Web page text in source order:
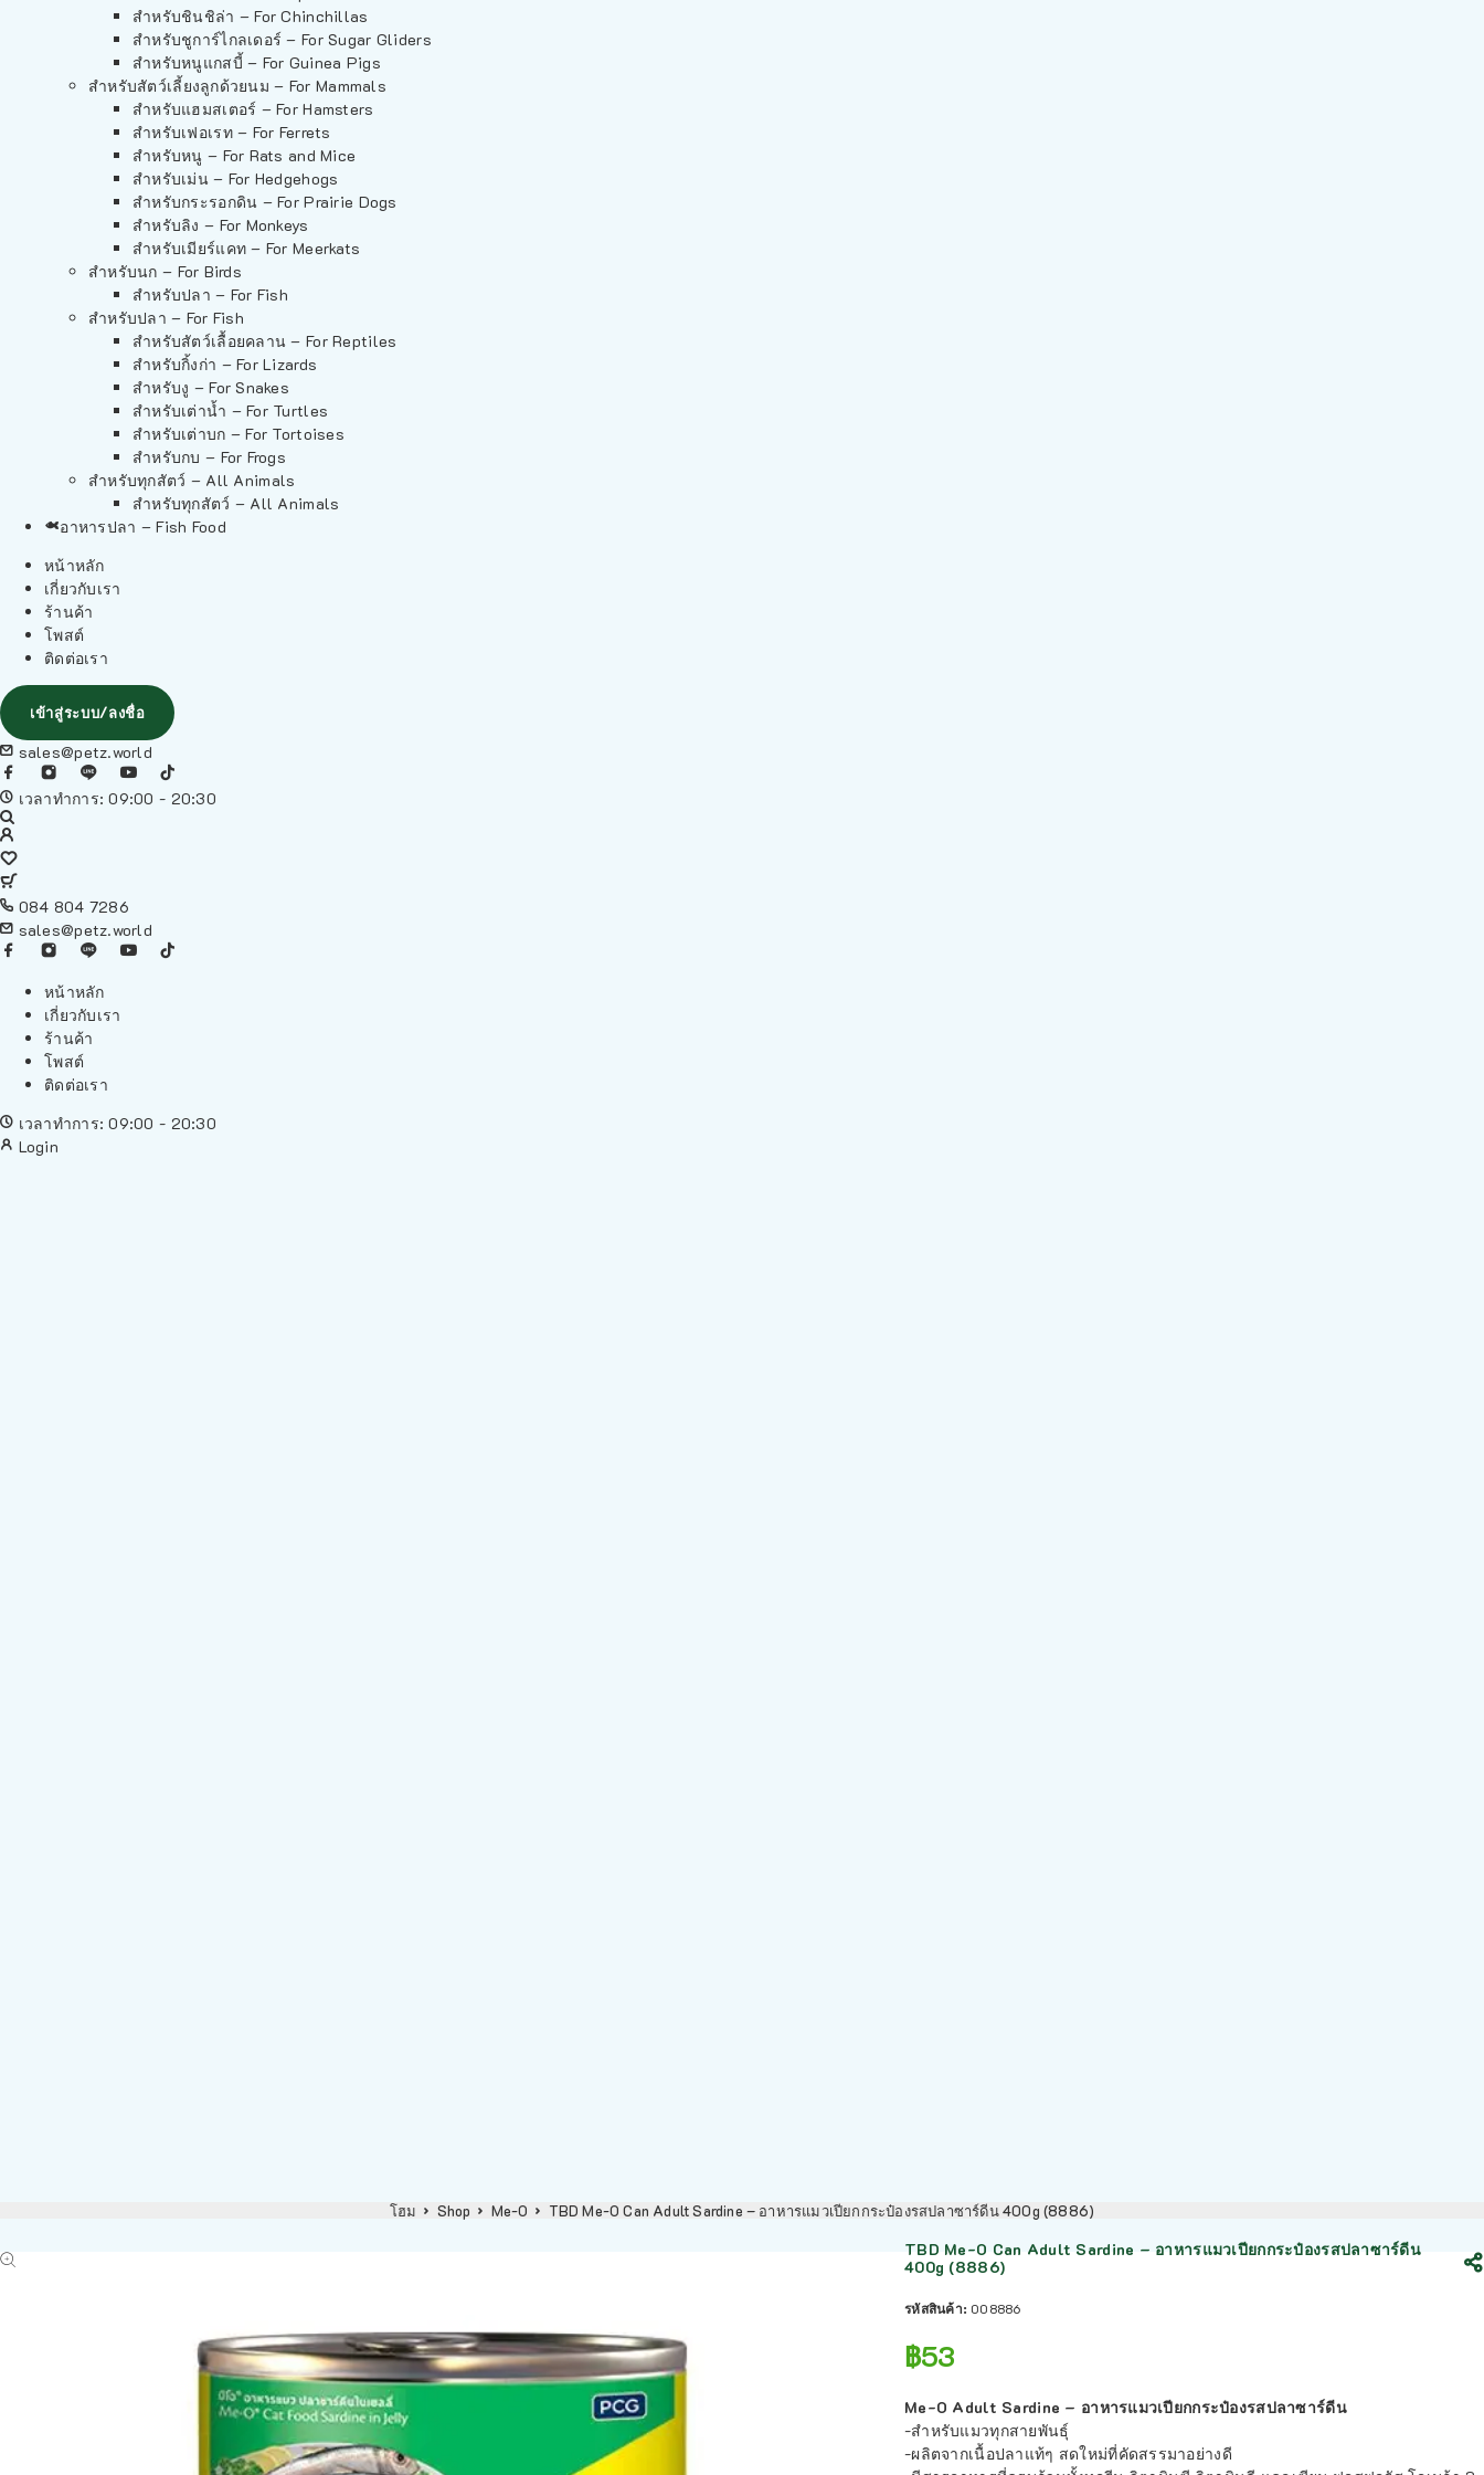
สำหรับชินชิล่า – For Chinchillas
สำหรับชูการ์ไกลเดอร์ – For Sugar Gliders
สำหรับหนูแกสบี้ – For Guinea Pigs
สำหรับสัตว์เลี้ยงลูกด้วยนม – For Mammals
สำหรับแฮมสเตอร์ – For Hamsters
สำหรับเฟอเรท – For Ferrets
สำหรับหนู – For Rats and Mice
สำหรับเม่น – For Hedgehogs
สำหรับกระรอกดิน – For Prairie Dogs
สำหรับลิง – For Monkeys
สำหรับเมียร์แคท – For Meerkats
สำหรับนก – For Birds
สำหรับปลา – For Fish
สำหรับปลา – For Fish
สำหรับสัตว์เลื้อยคลาน – For Reptiles
สำหรับกิ้งก่า – For Lizards
สำหรับงู – For Snakes
สำหรับเต่าน้ำ – For Turtles
สำหรับเต่าบก – For Tortoises
สำหรับกบ – For Frogs
สำหรับทุกสัตว์ – All Animals
สำหรับทุกสัตว์ – All Animals
อาหารปลา – Fish Food
หน้าหลัก
เกี่ยวกับเรา
ร้านค้า
โพสต์
ติดต่อเรา
เข้าสู่ระบบ/ลงชื่อ
sales@petz.world
เวลาทำการ: 09:00 - 20:30
084 804 7286
sales@petz.world
หน้าหลัก
เกี่ยวกับเรา
ร้านค้า
โพสต์
ติดต่อเรา
เวลาทำการ: 09:00 - 20:30
Login
โฮม Shop Me-O TBD Me-O Can Adult Sardine – อาหารแมวเปียกกระป๋องรสปลาซาร์ดีน 400g (8886)
TBD Me-O Can Adult Sardine – อาหารแมวเปียกกระป๋องรสปลาซาร์ดีน
400g (8886)
รหัสสินค้า: 008886
฿53
Me-O Adult Sardine – อาหารแมวเปียกกระป๋องรสปลาซาร์ดีน
-สำหรับแมวทุกสายพันธุ์
-ผลิตจากเนื้อปลาแท้ๆ สดใหม่ที่คัดสรรมาอย่างดี